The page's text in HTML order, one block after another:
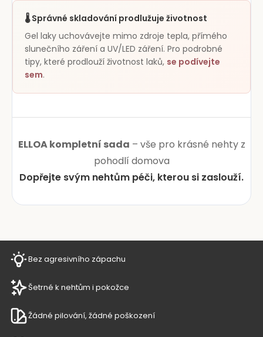
🌡️ Správné skladování prodlužuje životnost
Gel laky uchovávejte mimo zdroje tepla, přímého
slunečního záření a UV/LED záření. Pro podrobné
tipy, které prodlouží životnost laků, se podívejte
sem.
ELLOA kompletní sada – vše pro krásné nehty z
pohodlí domova
Dopřejte svým nehtům péči, kterou si zaslouží.
Bez agresivního zápachu
Šetrné k nehtům i pokožce
Žádné pilování, žádné poškození